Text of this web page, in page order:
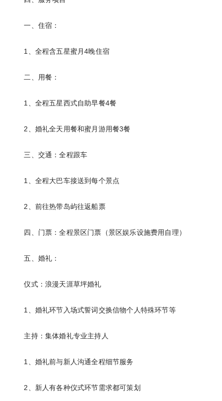
一、住宿：
1、全程含五星蜜月4晚住宿
二、用餐：
1、全程五星西式自助早餐4餐
2、婚礼全天用餐和蜜月游用餐3餐
三、交通：全程跟车
1、全程大巴车接送到每个景点
2、前往热带岛屿往返船票
四、门票：全程景区门票（景区娱乐设施费用自理）
五、婚礼：
仪式：浪漫天涯草坪婚礼
1、婚礼环节入场式誓词交换信物个人特殊环节等
主持：集体婚礼专业主持人
1、婚礼前与新人沟通全程细节服务
2、新人有各种仪式环节需求都可策划